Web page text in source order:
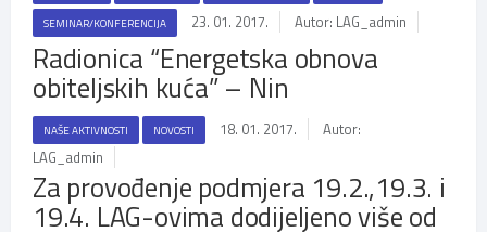
SEMINAR/KONFERENCIJA
23. 01. 2017. Autor: LAG_admin
Radionica “Energetska obnova
obiteljskih kuća” – Nin
NAŠE AKTIVNOSTI NOVOSTI 18. 01. 2017.
Autor:
LAG_admin
Za provođenje podmjera 19.2.,19.3. i
19.4. LAG-ovima dodijeljeno više od